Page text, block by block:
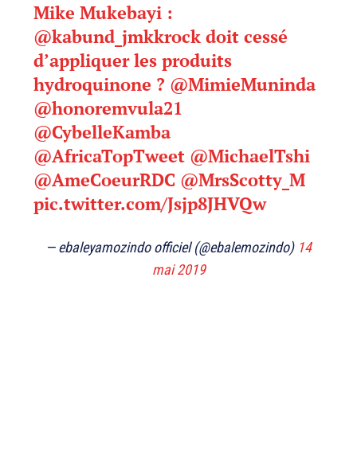
Mike Mukebayi :
@kabund_jmkkrockdoit cessé
d’appliquer les produits
hydroquinone ? @MimieMuninda
@honoremvula21
@CybelleKamba
@AfricaTopTweet @MichaelTshi
@AmeCoeurRDC @MrsScotty_M
pic.twitter.com/Jsjp8JHVQw
— ebaleyamozindo officiel (@ebalemozindo) 14
mai 2019